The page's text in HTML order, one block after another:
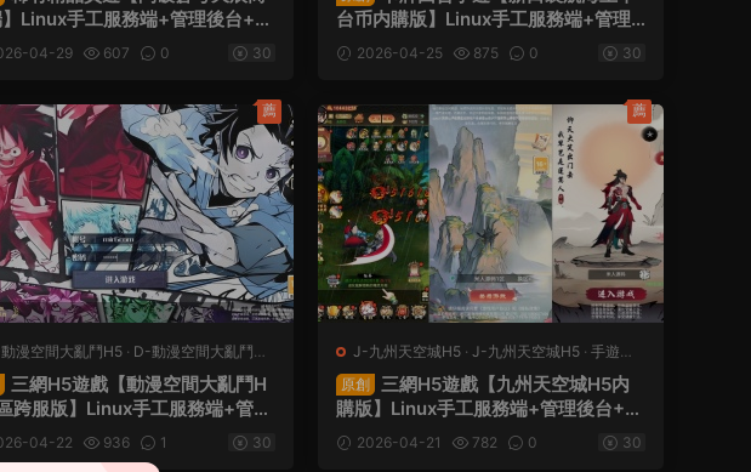
Linux手工服務端+管理後台+視
教程04-29 607 0 30
台币内購版】Linux手工服務端+管理
後台+代理後台+GM授權後台+安卓
+視頻架設教程
2026-04-25 875 0 30
漫空間大亂鬥H5 · D-動漫空間大亂鬥H5
遊服務端·頁遊服務端
三網H5遊戲【動漫空間大亂鬥H
跨服版】Linux手工服務端+管理
+GM授權後台+安卓+視頻架設教
04-22 936 1 30
薦
J-九州天空城H5 · J-九州天空城H5 · 手遊服
務端 ·頁遊服務端
原創
三網H5遊戲【九州天空城H5内
購版】Linux手工服務端+管理後台+G
M授權後台+CDK授權内購+簡易安卓
客戶端+視頻架設教程
2026-04-21 782 0 30
薦